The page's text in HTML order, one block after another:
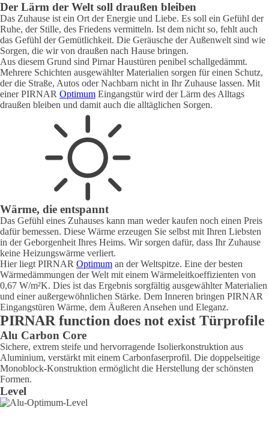
Der Lärm der Welt soll draußen bleiben
Das Zuhause ist ein Ort der Energie und Liebe. Es soll ein Gefühl der
Ruhe, der Stille, des Friedens vermitteln. Ist dem nicht so, fehlt auch
das Gefühl der Gemütlichkeit. Die Geräusche der Außenwelt sind wie
Sorgen, die wir von draußen nach Hause bringen.
Aus diesem Grund sind Pirnar Haustüren penibel schallgedämmt.
Mehrere Schichten ausgewählter Materialien sorgen für einen Schutz,
der die Straße, Autos oder Nachbarn nicht in Ihr Zuhause lassen. Mit
einer PIRNAR Optimum Eingangstür wird der Lärm des Alltags
draußen bleiben und damit auch die alltäglichen Sorgen.
Wärme, die entspannt
Das Gefühl eines Zuhauses kann man weder kaufen noch einen Preis
dafür bemessen. Diese Wärme erzeugen Sie selbst mit Ihren Liebsten
in der Geborgenheit Ihres Heims. Wir sorgen dafür, dass Ihr Zuhause
keine Heizungswärme verliert.
Hier liegt PIRNAR Optimum an der Weltspitze. Eine der besten
Wärmedämmungen der Welt mit einem Wärmeleitkoeffizienten von
0,67 W/m²K. Dies ist das Ergebnis sorgfältig ausgewählter Materialien
und einer außergewöhnlichen Stärke. Dem Inneren bringen PIRNAR
Eingangstüren Wärme, dem Äußeren Ansehen und Eleganz.
PIRNAR function does not exist Türprofile
Alu Carbon Core
Sichere, extrem steife und hervorragende Isolierkonstruktion aus
Aluminium, verstärkt mit einem Carbonfaserprofil. Die doppelseitige
Monoblock-Konstruktion ermöglicht die Herstellung der schönsten
Formen.
Level